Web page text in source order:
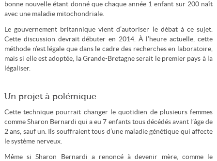
bonne nouvelle étant donné que chaque année 1 enfant sur 200 naît
avec une maladie mitochondriale.
Le gouvernement britannique vient d’autoriser le débat à ce sujet.
Cette discussion devrait débuter en 2014. À l’heure actuelle, cette
méthode n’est légale que dans le cadre des recherches en laboratoire,
mais si elle est adoptée, la Grande-Bretagne serait le premier pays à la
légaliser.
Un projet à polémique
Cette technique pourrait changer le quotidien de plusieurs femmes
comme Sharon Bernardi qui a eu 7 enfants tous décédés avant l’âge de
2 ans, sauf un. Ils souffraient tous d’une maladie génétique qui affecte
le système nerveux.
Même si Sharon Bernardi a renoncé à devenir mère, comme le